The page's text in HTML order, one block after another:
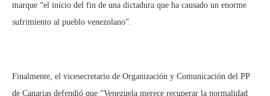
marque “el inicio del fin de una dictadura que ha causado un enorme
sufrimiento al pueblo venezolano”.
Finalmente, el vicesecretario de Organización y Comunicación del PP
de Canarias defendió que “Venezuela merece recuperar la normalidad